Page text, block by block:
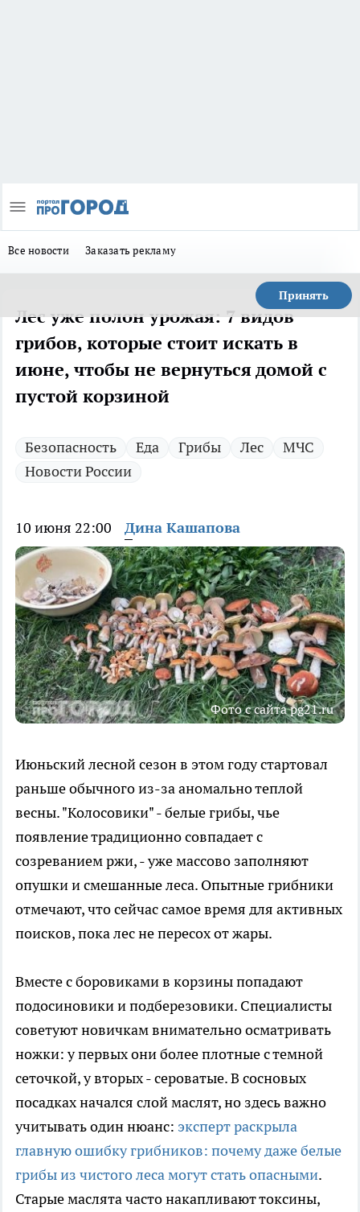
Все новости Заказать рекламу
Принять
Лес уже полон урожая: 7 видов
грибов, которые стоит искать в
июне, чтобы не вернуться домой с
пустой корзиной
Безопасность Еда Грибы Лес
МЧС
Новости России
10 июня 22:00 Дина Кашапова
Фото с сайта pg21.ru
Июньский лесной сезон в этом году стартовал
раньше обычного из-за аномально теплой
весны. "Колосовики" - белые грибы, чье
появление традиционно совпадает с
созреванием ржи, - уже массово заполняют
опушки и смешанные леса. Опытные грибники
отмечают, что сейчас самое время для активных
поисков, пока лес не пересох от жары.
Вместе с боровиками в корзины попадают
подосиновики и подберезовики. Специалисты
советуют новичкам внимательно осматривать
ножки: у первых они более плотные с темной
сеточкой, у вторых - сероватые. В сосновых
посадках начался слой маслят, но здесь важно
учитывать один нюанс: эксперт раскрыла
главную ошибку грибников: почему даже белые
грибы из чистого леса могут стать опасными.
Старые маслята часто накапливают токсины,